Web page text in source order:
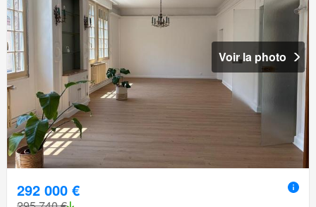
Voir la photo
292 000 €